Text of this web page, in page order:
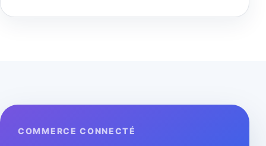
COMMERCE CONNECTÉ